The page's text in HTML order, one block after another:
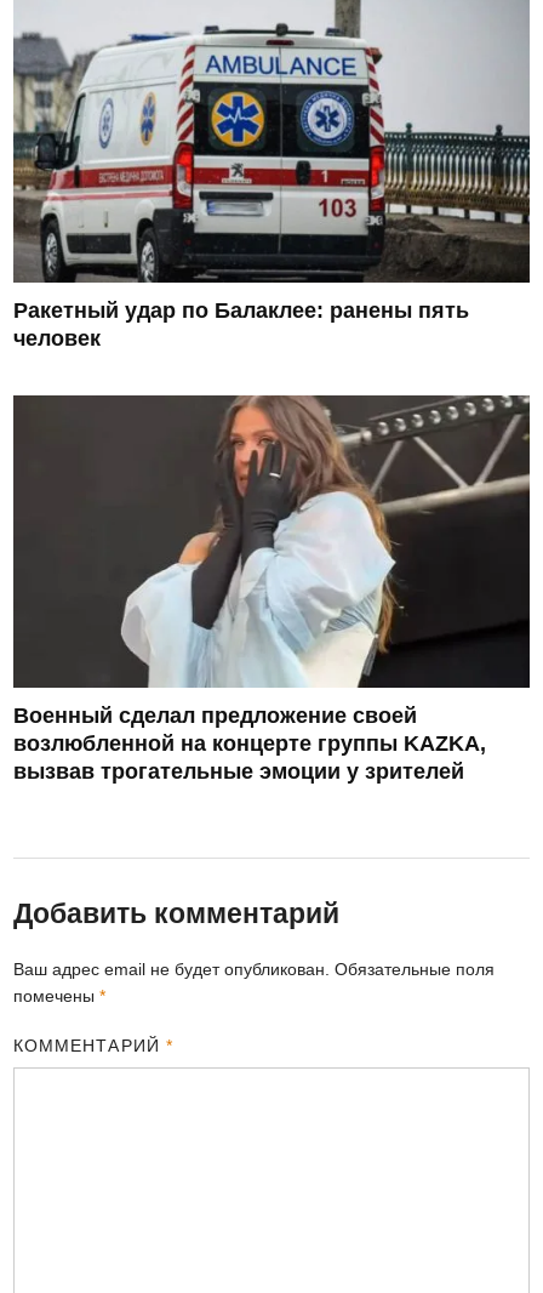
Ракетный удар по Балаклее: ранены пять
человек
Военный сделал предложение своей
возлюбленной на концерте группы KAZKA,
вызвав трогательные эмоции у зрителей
Добавить комментарий
Ваш адрес email не будет опубликован. Обязательные поля
помечены*
КОММЕНТАРИЙ *